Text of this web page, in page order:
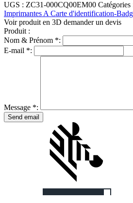
UGS : ZC31-000CQ00EM00 Catégories
Imprimantes A Carte d'identification-
Voir produit en 3D demander un devis
Produit :
Nom & Prénom *:
E-mail *:
Message *: